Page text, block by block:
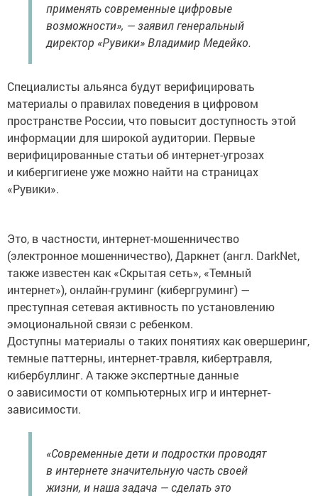
применять современные цифровые
возможности», — заявил генеральный
директор «Рувики» Владимир Медейко.
Специалисты альянса будут верифицировать
материалы о правилах поведения в цифровом
пространстве России, что повысит доступность этой
информации для широкой аудитории. Первые
верифицированные статьи об интернет-угрозах
и кибергигиене уже можно найти на страницах
«Рувики».
Это, в частности, интернет-мошенничество
(электронное мошенничество), Даркнет (англ. DarkNet,
также известен как «Скрытая сеть», «Темный
интернет»), онлайн-груминг (кибергруминг) —
преступная сетевая активность по установлению
эмоциональной связи с ребенком.
Доступны материалы о таких понятиях как овершеринг,
темные паттерны, интернет-травля, кибертравля,
кибербуллинг. А также экспертные данные
о зависимости от компьютерных игр и интернет-
зависимости.
«Современные дети и подростки проводят
в интернете значительную часть своей
жизни, и наша задача — сделать это